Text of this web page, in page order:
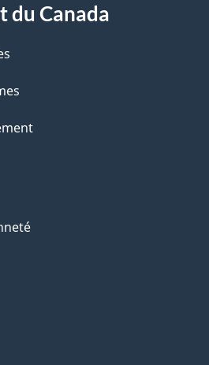
du Canada